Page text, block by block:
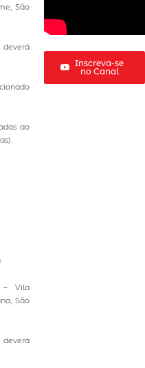
São
ao
– Vila
São
Inscreva-se
no Canal